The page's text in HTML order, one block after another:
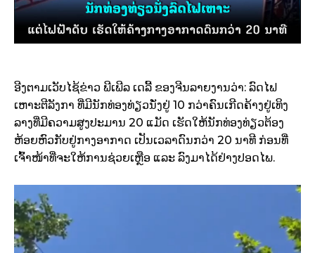
ອີງຕາມເວັບໄຊ້ຂ່າວ ພີເພີລ ເດລີ້ ຂອງຈີນລາຍງານວ່າ: ລົດໄຟ
ເຫາະຕີລັງກາ ທີ່ມີນັກທ່ອງທ່ຽວນັ່ງຢູ່ 10 ກວ່າຄົນເກີດຄ້າງຢູ່ເທິງ
ລາງທີ່ມີຄວາມສູງປະມານ 20 ແມັດ ເຮັດໃຫ້ນັກທ່ອງທ່ຽວຕ້ອງ
ຫ້ອຍຫົວກັບຢູ່ກາງອາກາດ ເປັນເວລາດົນກວ່າ 20 ນາທີ ກ່ອນທີ່
ເຈົ້າໜ້າທີ່ຈະໃຫ້ການຊ່ວຍເຫຼືອ ແລະ ລົງມາໄດ້ຢ່າງປອດໄພ.